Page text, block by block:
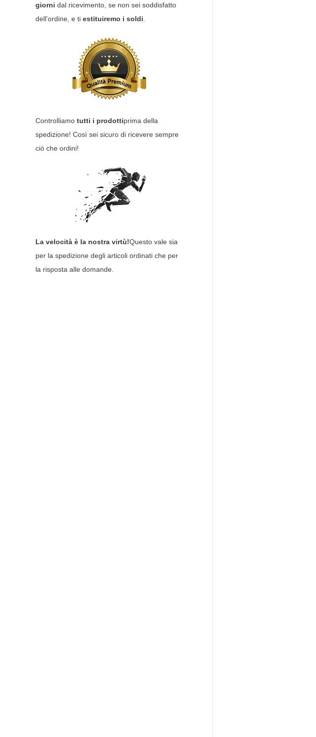
giorni dal ricevimento, se non sei soddisfatto
dell’ordine, e ti estituiremo i soldi
Controlliamo tutti i prodottiprima della
spedizione! Così sei sicuro di ricevere sempre
ciò che ordini!
La velocità è la nostra virtù!Questo vale sia
per la spedizione degli articoli ordinati che per
la risposta alle domande.